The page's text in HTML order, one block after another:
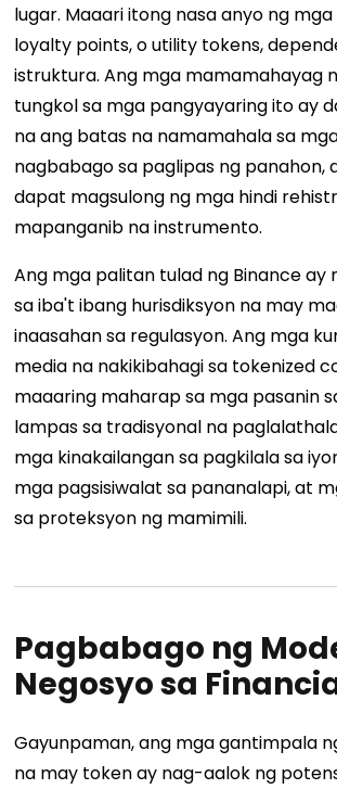
lugar. Maaari itong nasa anyo ng
loyalty points, o utility tokens,
istruktura. Ang mga mamamahayag
tungkol sa mga pangyayaring ito ay
na ang batas na namamahala sa
nagbabago sa paglipas ng panahon,
dapat magsulong ng mga hindi
mapanganib na instrumento.
Ang mga palitan tulad ng Binance
sa iba't ibang hurisdiksyon na may
inaasahan sa regulasyon. Ang mga
media na nakikibahagi sa tokenized
maaaring maharap sa mga pasanin
lampas sa tradisyonal na
mga kinakailangan sa pagkilala sa
mga pagsisiwalat sa pananalapi, at
sa proteksyon ng mamimili.
Pagbabago ng
Negosyo sa
Gayunpaman, ang mga gantimpala
na may token ay nag-aalok ng